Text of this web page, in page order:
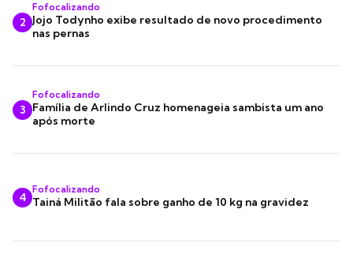
2
Fofocalizando
Jojo Todynho exibe resultado de novo procedimento
nas pernas
3
Fofocalizando
Família de Arlindo Cruz homenageia sambista um ano
após morte
4
Fofocalizando
Tainá Militão fala sobre ganho de 10 kg na gravidez